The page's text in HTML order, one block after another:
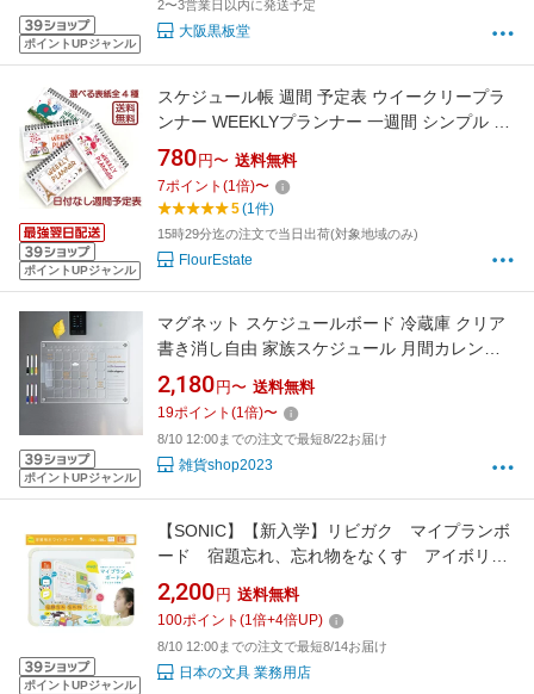
ポイントUPジャンル
2〜3営業日以内に発送予定
大阪黒板堂
ポイントUPジャンル
スケジュール帳 週間 予定表 ウイークリープラ
ンナー WEEKLYプランナー 一週間 シンプル か
わいい おしゃれ バーチカル 日付 フリー 単品 4
冊セット 小さめ 小さい リング式 TODOリスト
ノート TODO 卓上 プレゼント ギフト 週間プラ
ンナー 送料無料
780 円〜 送料無料
7ポイント (1倍)〜
5(1件)
15時29分迄の注文で当日出荷(対象地域のみ)
FlourEstate
ポイントUPジャンル
マグネット スケジュールボード 冷蔵庫 クリア
書き消し自由 家族スケジュール 月間カレンダ
ー 週間プランナー 透明アクリル 強力磁石 おし
ゃれ 省スペース マーカー付属 黄ばみ防止 繰り
返し使用 マグネットピン インテリア
2,180 円〜 送料無料
19ポイント (1倍)〜
8/10 12:00までの注文で最短8/22お届け
雑貨shop2023
ポイントUPジャンル
【SONIC】【新入学】リビガク マイプランボ
ード 宿題忘れ、忘れ物をなくす アイボリー
LV-4156-I |新入学 宿題忘れ、忘れ物をなくす
忘れ物チェッカー 学校 学生 子供 忘れ物 登校
対策 宿題 準備 リビング ルーティン 子供 知育
ホワイトボード マグネット付き
2,200 円 送料無料
100ポイント (1倍+4倍UP)
8/10 12:00までの注文で最短8/14お届け
日本の文具 業務用店